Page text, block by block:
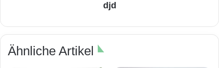
djd
Ähnliche Artikel